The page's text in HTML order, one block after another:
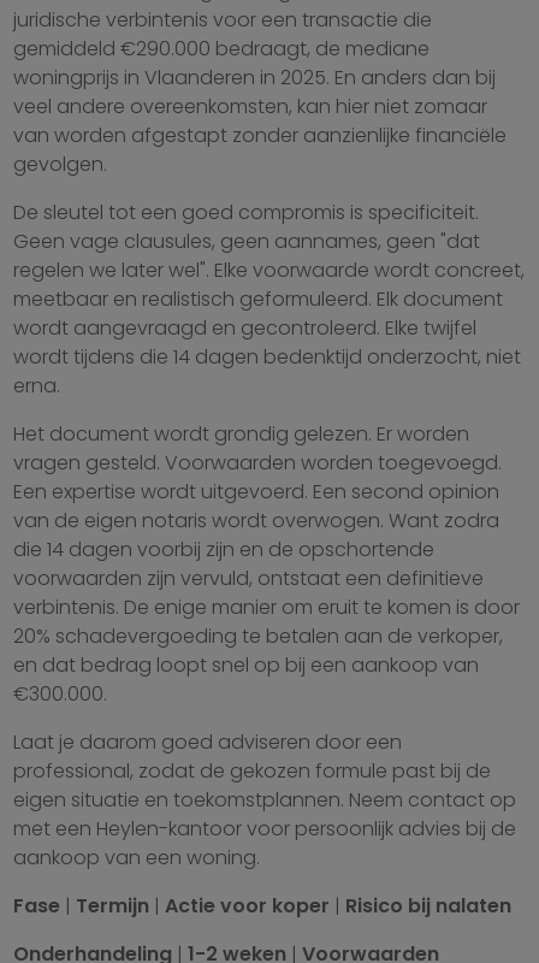
juridische verbintenis voor een transactie die
gemiddeld €290.000 bedraagt, de mediane
woningprijs in Vlaanderen in 2025. En anders dan bij
veel andere overeenkomsten, kan hier niet zomaar
van worden afgestapt zonder aanzienlijke financiële
gevolgen.
De sleutel tot een goed compromis is specificiteit.
Geen vage clausules, geen aannames, geen "dat
regelen we later wel". Elke voorwaarde wordt concreet,
meetbaar en realistisch geformuleerd. Elk document
wordt aangevraagd en gecontroleerd. Elke twijfel
wordt tijdens die 14 dagen bedenktijd onderzocht, niet
erna.
Het document wordt grondig gelezen. Er worden
vragen gesteld. Voorwaarden worden toegevoegd.
Een expertise wordt uitgevoerd. Een second opinion
van de eigen notaris wordt overwogen. Want zodra
die 14 dagen voorbij zijn en de opschortende
voorwaarden zijn vervuld, ontstaat een definitieve
verbintenis. De enige manier om eruit te komen is door
20% schadevergoeding te betalen aan de verkoper,
en dat bedrag loopt snel op bij een aankoop van
€300.000.
Laat je daarom goed adviseren door een
professional, zodat de gekozen formule past bij de
eigen situatie en toekomstplannen. Neem contact op
met een Heylen-kantoor voor persoonlijk advies bij de
aankoop van een woning.
Fase | Termijn |Actie voor koper | Risico bij nalaten
Onderhandeling |1-2 weken |Voorwaarden